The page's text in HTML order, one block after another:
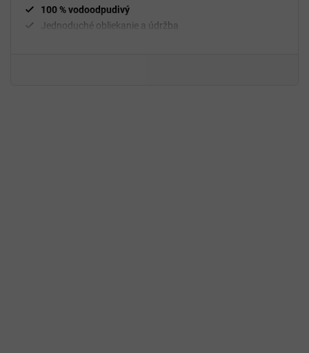
100 % vodoodpudivý
Jednoduché obliekanie a údržba